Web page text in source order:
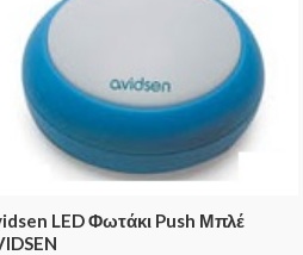
LED Φωτάκι Push Μπλέ